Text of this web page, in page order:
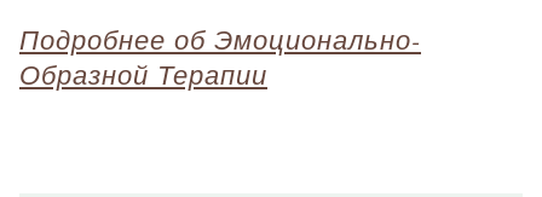
Подробнее об Эмоционально-
Образной Терапии